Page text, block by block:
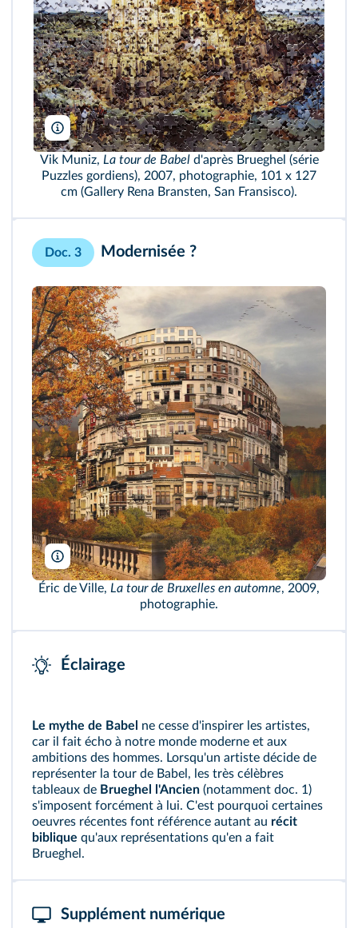
V. Muniz/Adagp - Paris - 2016
Vik Muniz, La tour de Babeld'après Brueghel (série
Puzzles gordiens), 2007, photographie, 101 x 127
cm (Gallery Rena Bransten, San Fransisco).
Doc. 3 Modernisée ?
E. de Ville
Éric de Ville, La tour de Bruxelles en automne, 2009,
photographie.
Éclairage
Le mythe de Babel
ne cesse d'inspirer les artistes,
car il fait écho à notre monde moderne et aux
ambitions des hommes. Lorsqu'un artiste décide de
représenter la tour de Babel, les très célèbres
tableaux de Brueghel l'Ancien (notamment doc. 1)
s'imposent forcément à lui. C'est pourquoi certaines
oeuvres récentes font référence autant au récit
biblique qu'aux représentations qu'en a fait
Brueghel.
Supplément numérique